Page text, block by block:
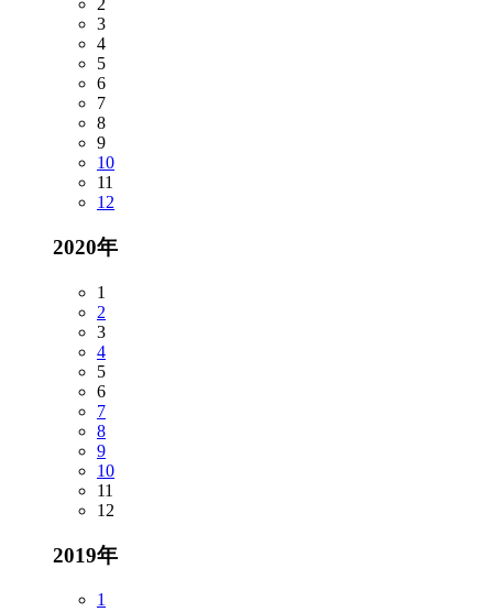
2
3
4
5
6
7
8
9
10
11
12
2020年
1
2
3
4
5
6
7
8
9
10
11
12
2019年
1